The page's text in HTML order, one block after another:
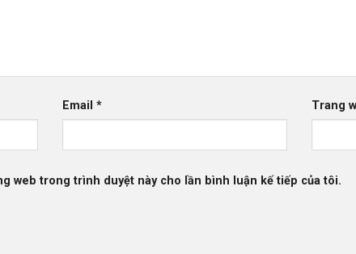
Email * Trang
web trong trình duyệt này cho lần bình luận kế tiếp của tôi.